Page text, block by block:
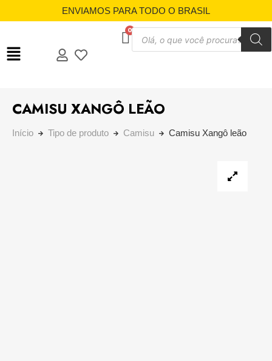
ENVIAMOS PARA TODO O BRASIL
CAMISU XANGÔ LEÃO
Início Tipo de produto Camisu Camisu Xangô leão